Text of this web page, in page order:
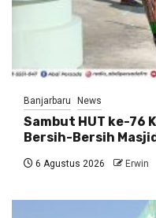
Banjarbaru News
Sambut HUT ke-76
Bersih-Bersih
6 Agustus 2026 Erwin